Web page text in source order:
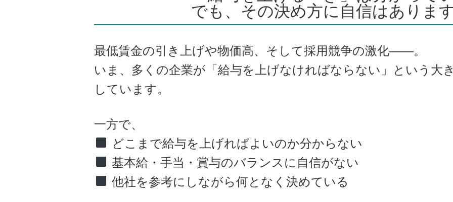
でも、その決め方に自信はありま
最低賃金の引き上げや物価高、そして採用競争の激化――。
いま、多くの企業が「給与を上げなければならない」という大
しています。
一方で、
どこまで給与を上げればよいのか分からない
基本給・手当・賞与のバランスに自信がない
他社を参考にしながら何となく決めている